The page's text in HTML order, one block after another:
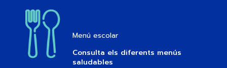
Menú escolar
Consulta els diferents menús
saludables